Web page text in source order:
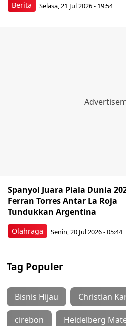
Berita Selasa, 21 Jul 2026 - 19:54
Olahraga
Spanyol Juara Piala Dunia
Ferran Torres Antar La Roja
Tundukkan Argentina
Senin, 20 Jul 2026 - 05:44
Tag Populer
Bisnis Hijau Christian
cirebon Heidelberg